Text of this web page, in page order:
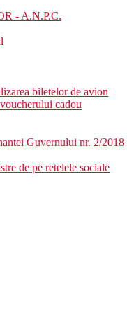
- A.N.P.C.
biletelor de avion
cadou
Guvernului nr. 2/2018
de pe retelele sociale